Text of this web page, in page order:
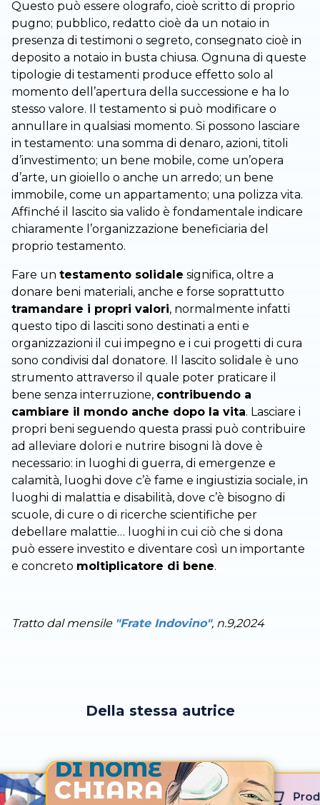
Questo può essere olografo, cioè scritto di proprio
pugno; pubblico, redatto cioè da un notaio in
presenza di testimoni o segreto, consegnato cioè in
deposito a notaio in busta chiusa. Ognuna di queste
tipologie di testamenti produce effetto solo al
momento dell’apertura della successione e ha lo
stesso valore. Il testamento si può modificare o
annullare in qualsiasi momento. Si possono lasciare
in testamento: una somma di denaro, azioni, titoli
d’investimento; un bene mobile, come un’opera
d’arte, un gioiello o anche un arredo; un bene
immobile, come un appartamento; una polizza vita.
Affinché il lascito sia valido è fondamentale indicare
chiaramente l’organizzazione beneficiaria del
proprio testamento.
Fare un testamento solidale significa, oltre a
donare beni materiali, anche e forse soprattutto
tramandare i propri valori, normalmente infatti
questo tipo di lasciti sono destinati a enti e
organizzazioni il cui impegno e i cui progetti di cura
sono condivisi dal donatore. Il lascito solidale è uno
strumento attraverso il quale poter praticare il
bene senza interruzione, contribuendo a
cambiare il mondo anche dopo la vita. Lasciare i
propri beni seguendo questa prassi può contribuire
ad alleviare dolori e nutrire bisogni là dove è
necessario: in luoghi di guerra, di emergenze e
calamità, luoghi dove c’è fame e ingiustizia sociale, in
luoghi di malattia e disabilità, dove c’è bisogno di
scuole, di cure o di ricerche scientifiche per
debellare malattie… luoghi in cui ciò che si dona
può essere investito e diventare così un importante
e concreto moltiplicatore di bene.
Tratto dal mensile "Frate Indovino", n.9,2024
Della stessa autrice